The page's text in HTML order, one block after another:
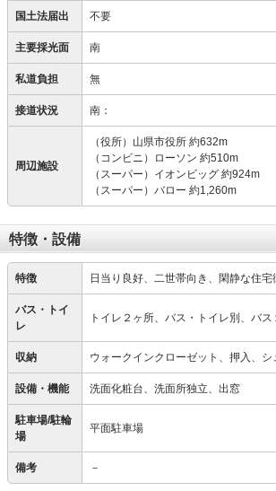
国土法届出 不要
主要採光面 南
私道負担 無
接道状況 南：
周辺施設
（役所）山県市役所 約632m
（コンビニ）ローソン 約510m
（スーパー）イオンビッグ 約924m
（スーパー）バロー 約1,260m
特徴・設備
特徴 日当り良好、二世帯向き、閑静な住宅
バス・トイ
レ
トイレ２ヶ所、バス・トイレ別、バ
収納 ウォークインクローゼット、押入、シ
設備・機能 洗面化粧台、洗面所独立、出窓
駐車場/駐輪
場
平面駐車場
備考 －